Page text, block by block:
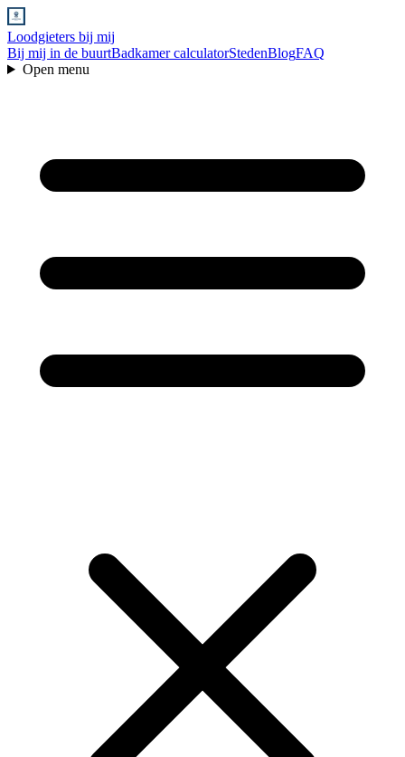
Loodgieters bij mij
Bij mij in de buurtBadkamer calculatorStedenBlogFAQ
Open menu